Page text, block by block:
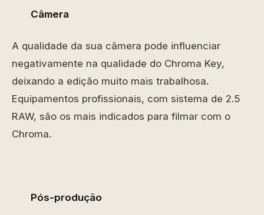
Câmera
A qualidade da sua câmera pode influenciar
negativamente na qualidade do Chroma Key,
deixando a edição muito mais trabalhosa.
Equipamentos profissionais, com sistema de 2.5
RAW, são os mais indicados para filmar com o
Chroma.
Pós-produção